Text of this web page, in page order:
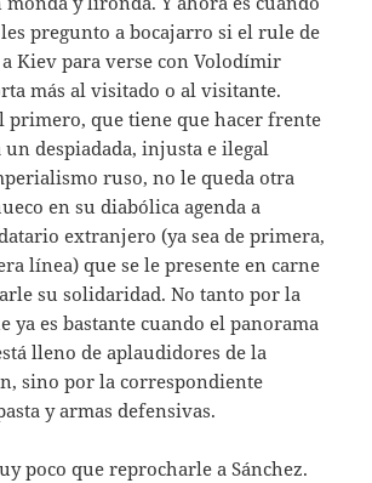
pregunto a bocajarro si el rule de
a Kiev para verse con Volodímir
más al visitado o al visitante.
primero, que tiene que hacer frente
un despiadada, injusta e ilegal
ruso, no le queda otra
en su diabólica agenda a
extranjero (ya sea de primera,
línea) que se le presente en carne
su solidaridad. No tanto por la
ya es bastante cuando el panorama
lleno de aplaudidores de la
sino por la correspondiente
y armas defensivas.
poco que reprocharle a Sánchez.